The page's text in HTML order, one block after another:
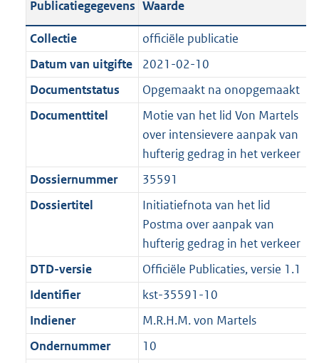
i
e
i
n
f
a
a
3
K
b
t
i
e
i
n
m
a
:
K
b
a
t
i
e
i
r
m
t
e
2
K
b
c
a
t
i
e
o
r
a
t
:
5
K
a
n
d
s
g
r
o
o
t
e
2
K
b
a
n
d
s
g
r
o
o
t
e
:
2
K
b
Publicatiegegevens Waarde
Collectie
officiële publicatie
Datum van uitgifte
2021-02-10
Documentstatus
Opgemaakt na onopgemaakt
Documenttitel
Motie van het lid Von Martels
over intensievere aanpak van
hufterig gedrag in het verkeer
Dossiernummer
35591
Dossiertitel
Initiatiefnota van het lid
Postma over aanpak van
hufterig gedrag in het verkeer
DTD-versie
Officiële Publicaties, versie 1.1
Identifier
kst-35591-10
Indiener
M.R.H.M. von Martels
Ondernummer
10